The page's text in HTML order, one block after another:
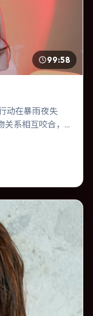
99:58
动在暴雨夜失
系相互咬合，
善于在长镜头
强真实质感。